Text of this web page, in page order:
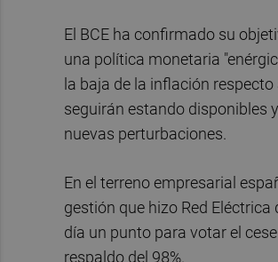
El BCE ha confirmado su
una política monetaria
la baja de la inflación
seguirán estando disponibles
nuevas perturbaciones.
En el terreno empresarial
gestión que hizo Red
día un punto para votar el
respaldo del 98%.